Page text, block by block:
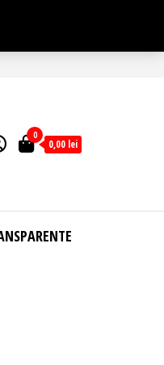
0
0,00 lei